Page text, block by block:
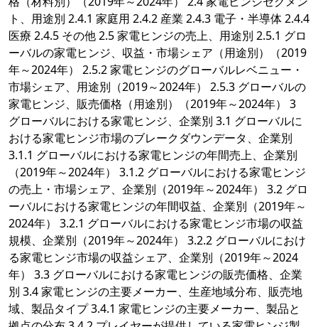
ト、用途別 2.4.1 家庭用 2.4.2 産業 2.4.3 電子・半導体 2.4.4
医療 2.4.5 その他 2.5 家電ヒンジの売上、用途別 2.5.1 グロ
ーバルの家電ヒンジ、収益・市場シェア（用途別）（2019
年～2024年） 2.5.2 家電ヒンジのグローバルレベニュー・
市場シェア、用途別（2019～2024年） 2.5.3 グローバルの
家電ヒンジ、販売価格（用途別）（2019年～2024年） 3
グローバルにおける家電ヒンジ、企業別 3.1 グローバルに
おける家電ヒンジ市場のブレークダウンデータ、企業別
3.1.1 グローバルにおける家電ヒンジの年間売上、企業別
（2019年～2024年） 3.1.2 グローバルにおける家電ヒンジ
の売上・市場シェア、企業別（2019年～2024年） 3.2 グロ
ーバルにおける家電ヒンジの年間収益、企業別（2019年～
2024年） 3.2.1 グローバルにおける家電ヒンジ市場の収益
規模、企業別（2019年～2024年） 3.2.2 グローバルにおけ
る家電ヒンジ市場の収益シェア、企業別（2019年～2024
年） 3.3 グローバルにおける家電ヒンジの販売価格、企業
別 3.4 家電ヒンジの主要メーカー、生産地域分布、販売地
域、製品タイプ 3.4.1 家電ヒンジの主要メーカー、製品と